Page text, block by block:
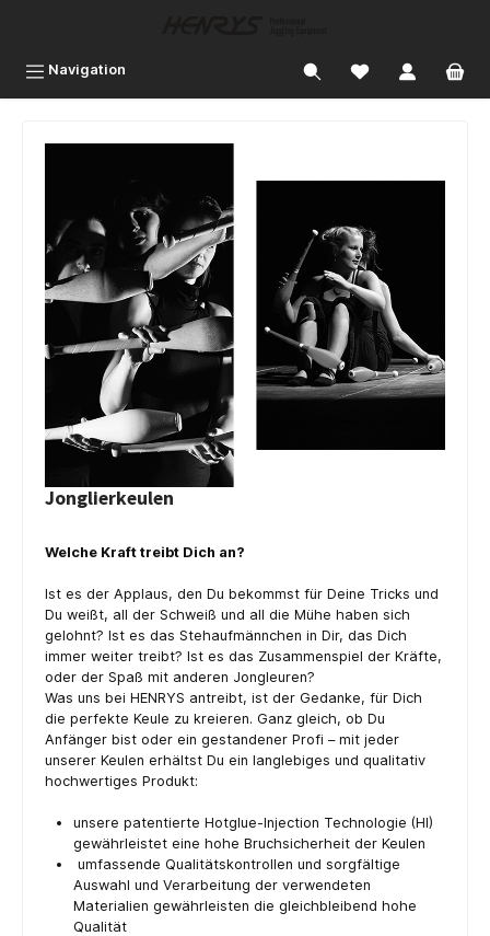
Navigation
Jonglierkeulen
Welche Kraft treibt Dich an?
Ist es der Applaus, den Du bekommst für Deine Tricks und
Du weißt, all der Schweiß und all die Mühe haben sich
gelohnt? Ist es das Stehaufmännchen in Dir, das Dich
immer weiter treibt? Ist es das Zusammenspiel der Kräfte,
oder der Spaß mit anderen Jongleuren?
Was uns bei HENRYS antreibt, ist der Gedanke, für Dich
die perfekte Keule zu kreieren. Ganz gleich, ob Du
Anfänger bist oder ein gestandener Profi – mit jeder
unserer Keulen erhältst Du ein langlebiges und qualitativ
hochwertiges Produkt:
unsere patentierte Hotglue-Injection Technologie (HI)
gewährleistet eine hohe Bruchsicherheit der Keulen
umfassende Qualitätskontrollen und sorgfältige
Auswahl und Verarbeitung der verwendeten
Materialien gewährleisten die gleichbleibend hohe
Qualität